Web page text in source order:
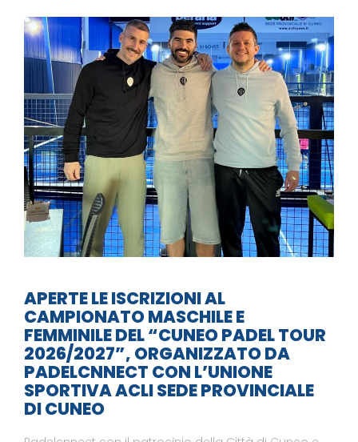
APERTE LE ISCRIZIONI AL
CAMPIONATO MASCHILE E
FEMMINILE DEL “CUNEO PADEL TOUR
2026/2027”, ORGANIZZATO DA
PADELCNNECT CON L’UNIONE
SPORTIVA ACLI SEDE PROVINCIALE
DI CUNEO